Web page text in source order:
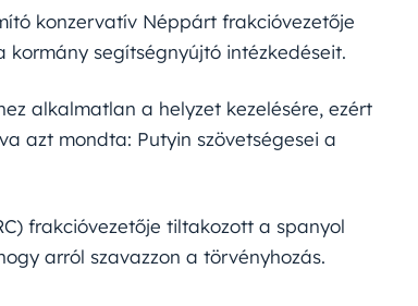
konzervatív Néppárt frakcióvezetője
segítségnyújtó intézkedéseit.
alkalmatlan a helyzet kezelésére, ezért
azt mondta: Putyin szövetségesei a
frakcióvezetője tiltakozott a spanyol
arról szavazzon a törvényhozás.